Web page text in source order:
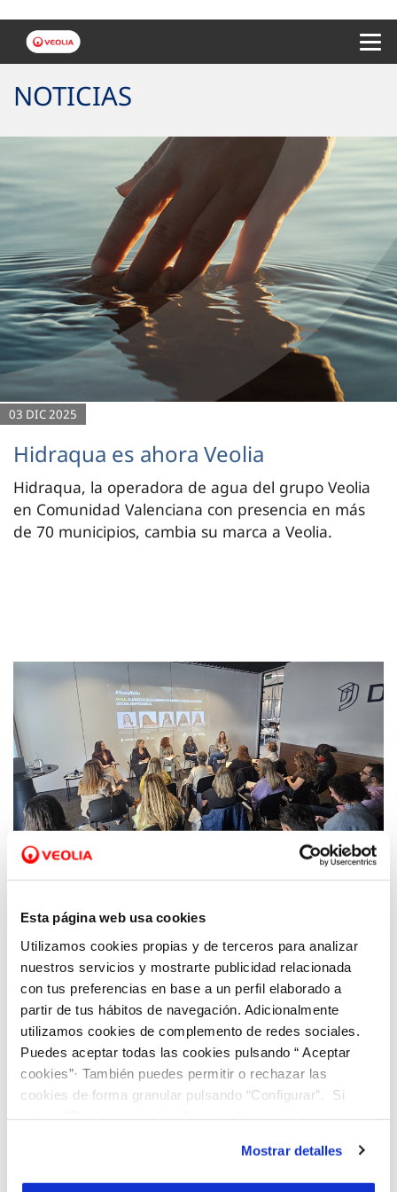
Esta página web usa cookies
Utilizamos cookies propias y de terceros para analizar
nuestros servicios y mostrarte publicidad relacionada
con tus preferencias en base a un perfil elaborado a
partir de tus hábitos de navegación. Adicionalmente
utilizamos cookies de complemento de redes sociales.
Puedes aceptar todas las cookies pulsando “ Aceptar
cookies”· También puedes permitir o rechazar las
cookies de forma granular pulsando “Configurar”. Si
son indispensables para que el sitio web funcione y que
por tanto no se pueden desactivar. Puedes consultar
Mostrar detalles
NOTICIAS
03 DIC 2025
Hidraqua es ahora Veolia
Hidraqua, la operadora de agua del grupo Veolia
en Comunidad Valenciana con presencia en más
de 70 municipios, cambia su marca a Veolia.
24 NOV 2025
El Social Talks de Hidraqua y el CE/R+S incide
proyectos de voluntariado en las empresas